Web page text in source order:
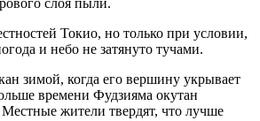
слоя пыли.
Токио, но только при условии,
и небо не затянуто тучами.
зимой, когда его вершину укрывает
времени Фудзияма окутан
жители твердят, что лучше